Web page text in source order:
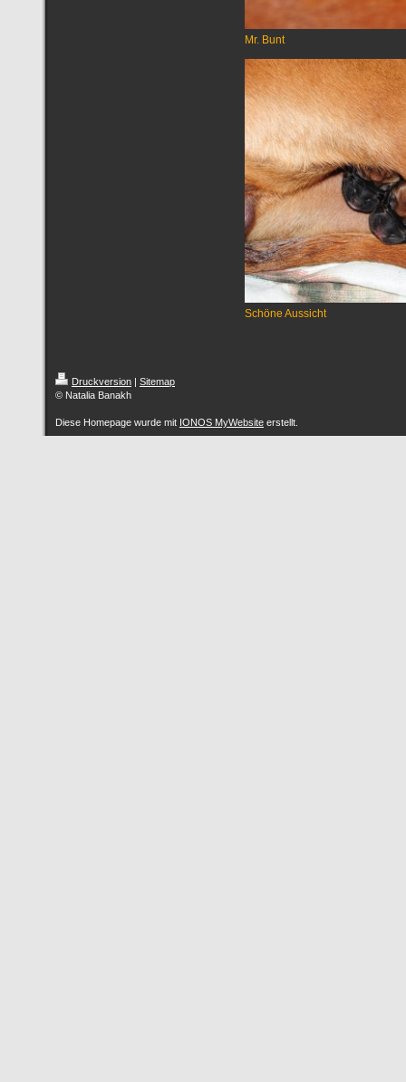
Mr. Bunt
Schöne Aussicht
Druckversion | Sitemap
© Natalia Banakh
Diese Homepage wurde mit IONOS MyWebsite erstellt.